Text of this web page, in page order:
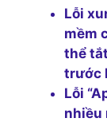
Lỗi
mềm
thể
trước
Lỗi
nhiều